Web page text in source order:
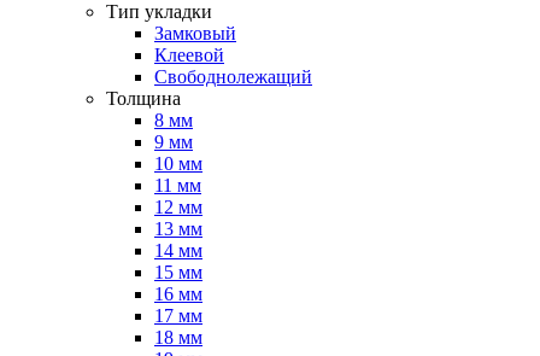
Тип укладки
Замковый
Клеевой
Свободнолежащий
Толщина
8 мм
9 мм
10 мм
11 мм
12 мм
13 мм
14 мм
15 мм
16 мм
17 мм
18 мм